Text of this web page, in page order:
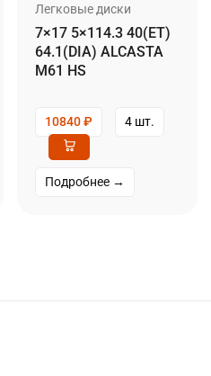
Легковые диски
7×17 5×114.3 40(ET)
64.1(DIA) ALCASTA
M61 HS
10840₽ 4 шт.
Подробнее →